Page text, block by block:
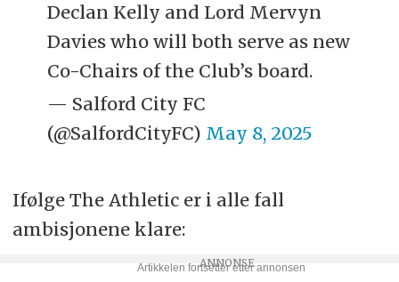
Declan Kelly and Lord Mervyn
Davies who will both serve as new
Co-Chairs of the Club’s board.
— Salford City FC
(@SalfordCityFC) May 8, 2025
Ifølge The Athletic er i alle fall
ambisjonene klare: